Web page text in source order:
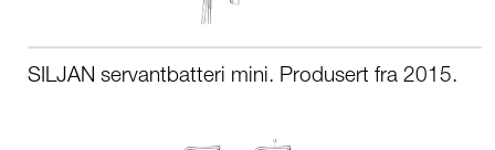
SILJAN servantbatteri mini. Produsert fra 2015.